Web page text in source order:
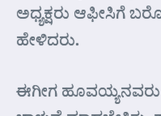
ಅಧ್ಯಕ್ಷರು ಆಫೀಸಿಗೆ
ಹೇಳಿದರು.
ಈಗೀಗ